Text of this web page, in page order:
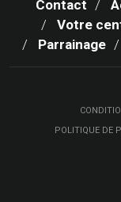
Contact
Votre
Parrainage
POLITIQUE DE